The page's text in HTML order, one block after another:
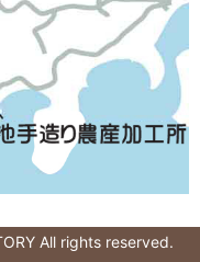
All rights reserved.